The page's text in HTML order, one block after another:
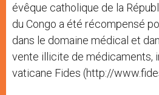
évêque catholique de la
du Congo a été récompensé
dans le domaine médical et
vente illicite de médicaments,
vaticane Fides (http://